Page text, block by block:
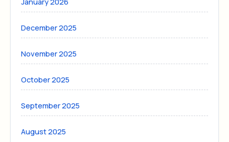
December 2025
November 2025
October 2025
September 2025
August 2025